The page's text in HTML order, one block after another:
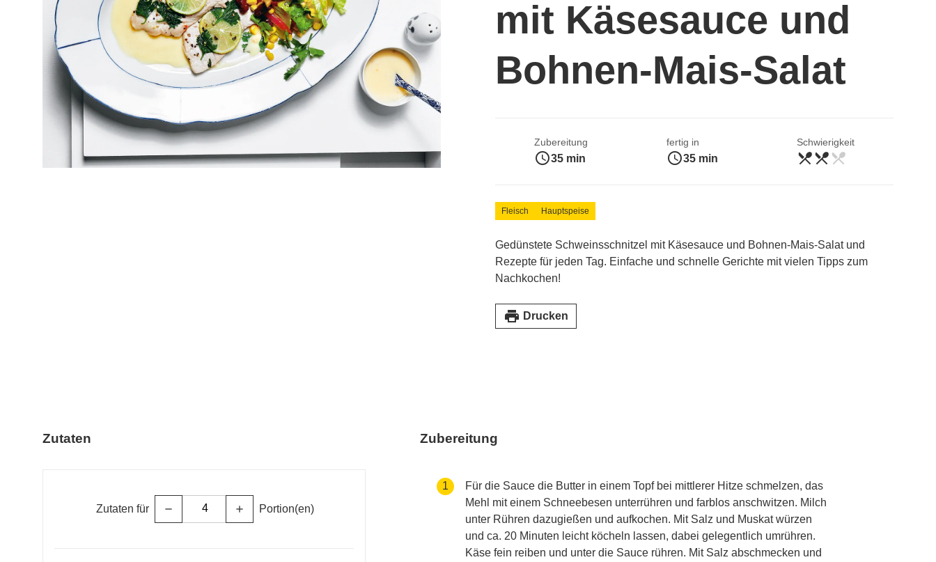
mit Käsesauce und
Bohnen-Mais-Salat
Zubereitung
access_time35 min
fertig in
access_time35 min
Schwierigkeit
mittel
restaurant_menurestaurant_menu restaurant_menu
Fleisch Hauptspeise
Gedünstete Schweinsschnitzel mit Käsesauce und Bohnen-Mais-Salat und
Rezepte für jeden Tag. Einfache und schnelle Gerichte mit vielen Tipps zum
Nachkochen!
print Drucken
Zutaten
Zutaten für remove add Portion(en)
Zubereitung
1 accessibility.recipes.cookingstep
Für die Sauce die Butter in einem Topf bei mittlerer Hitze schmelzen, das
Mehl mit einem Schneebesen unterrühren und farblos anschwitzen. Milch
unter Rühren dazugießen und aufkochen. Mit Salz und Muskat würzen
und ca. 20 Minuten leicht köcheln lassen, dabei gelegentlich umrühren.
Käse fein reiben und unter die Sauce rühren. Mit Salz abschmecken und